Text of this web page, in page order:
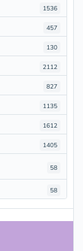
1536
457
130
2112
827
1135
1612
1405
58
58